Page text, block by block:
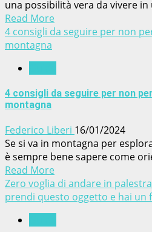
una possibilità vera da vivere in
Read More
4 consigli da seguire per non
montagna
4 consigli da seguire per non
montagna
Federico Liberi 16/01/2024
Se si va in montagna per
è sempre bene sapere come
Read More
Zero voglia di andare in
prendi questo oggetto e hai un